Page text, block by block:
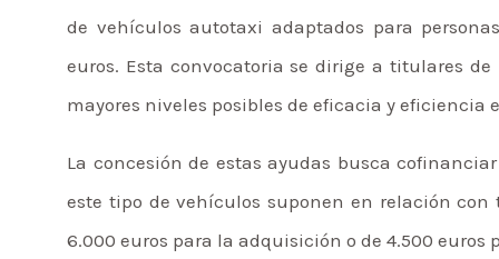
de vehículos autotaxi adaptados para
euros. Esta convocatoria se dirige a titulares
mayores niveles posibles de eficacia y
La concesión de estas ayudas busca
este tipo de vehículos suponen en relación
6.000 euros para la adquisición o de 4.500